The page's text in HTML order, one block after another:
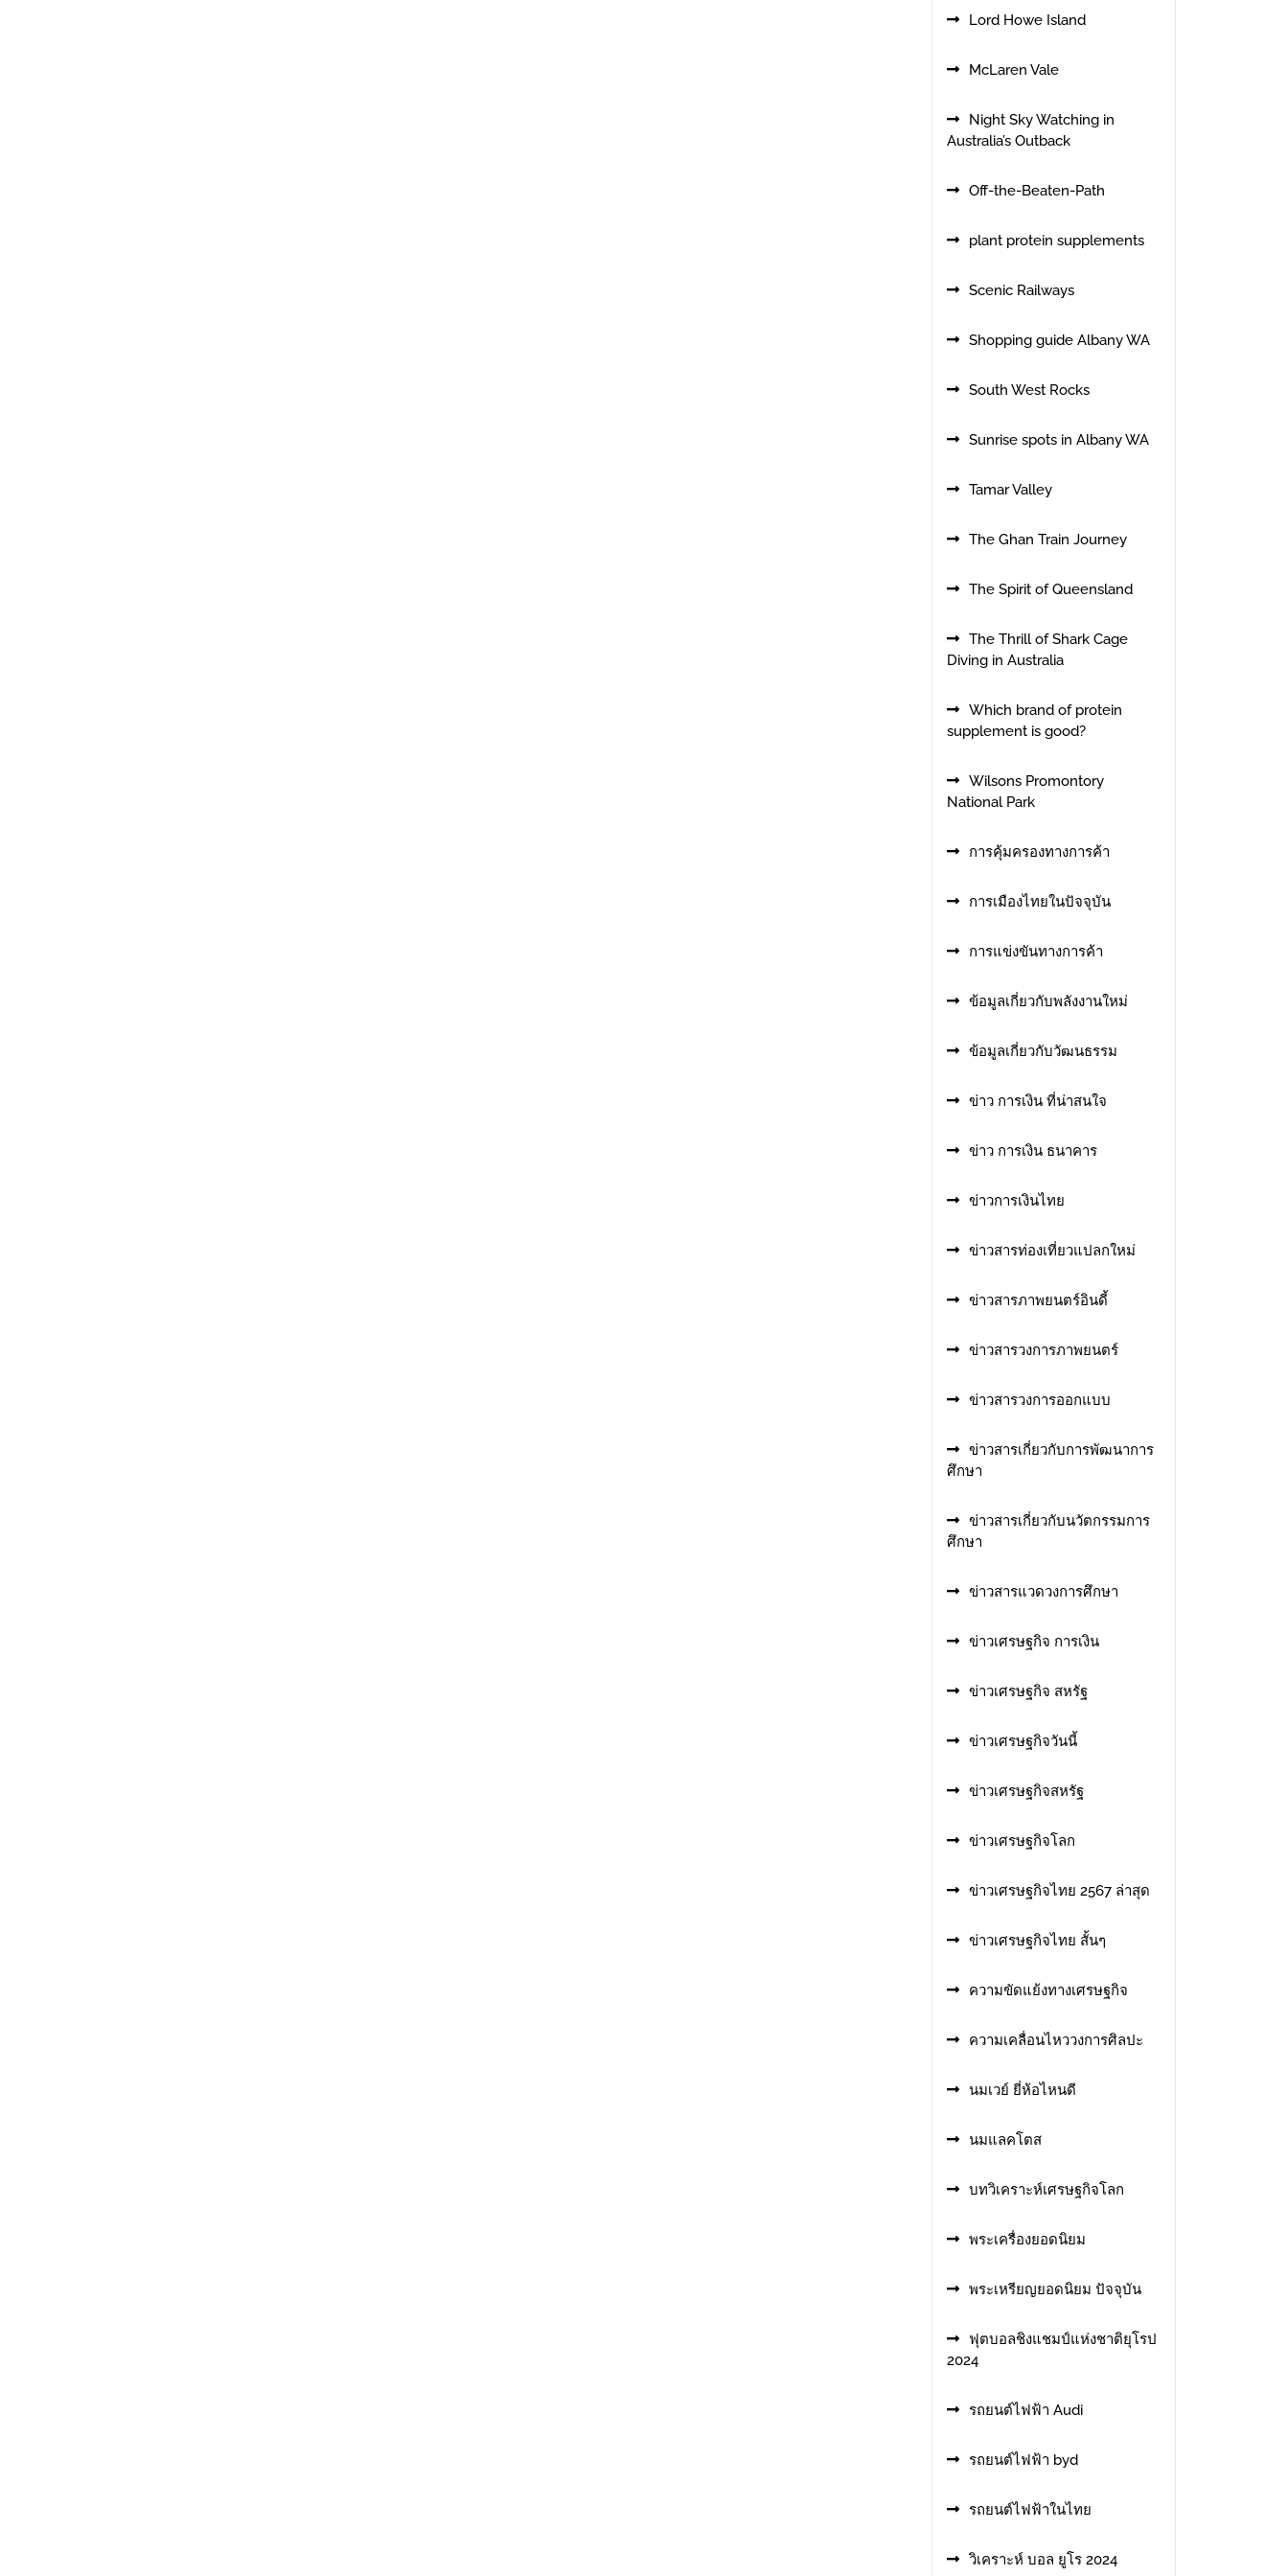
Lord Howe Island
McLaren Vale
Night Sky Watching in
Australia’s Outback
Off-the-Beaten-Path
plant protein supplements
Scenic Railways
Shopping guide Albany WA
South West Rocks
Sunrise spots in Albany WA
Tamar Valley
The Ghan Train Journey
The Spirit of Queensland
The Thrill of Shark Cage
Diving in Australia
Which brand of protein
supplement is good?
Wilsons Promontory
National Park
การคุ้มครองทางการค้า
การเมืองไทยในปัจจุบัน
การแข่งขันทางการค้า
ข้อมูลเกี่ยวกับพลังงานใหม่
ข้อมูลเกี่ยวกับวัฒนธรรม
ข่าว การเงิน ที่น่าสนใจ
ข่าว การเงิน ธนาคาร
ข่าวการเงินไทย
ข่าวสารท่องเที่ยวแปลกใหม่
ข่าวสารภาพยนตร์อินดี้
ข่าวสารวงการภาพยนตร์
ข่าวสารวงการออกแบบ
ข่าวสารเกี่ยวกับการพัฒนาการ
ศึกษา
ข่าวสารเกี่ยวกับนวัตกรรมการ
ศึกษา
ข่าวสารแวดวงการศึกษา
ข่าวเศรษฐกิจ การเงิน
ข่าวเศรษฐกิจ สหรัฐ
ข่าวเศรษฐกิจวันนี้
ข่าวเศรษฐกิจสหรัฐ
ข่าวเศรษฐกิจโลก
ข่าวเศรษฐกิจไทย 2567 ล่าสุด
ข่าวเศรษฐกิจไทย สั้นๆ
ความขัดแย้งทางเศรษฐกิจ
ความเคลื่อนไหววงการศิลปะ
นมเวย์ ยี่ห้อไหนดี
นมแลคโตส
บทวิเคราะห์เศรษฐกิจโลก
พระเครื่องยอดนิยม
พระเหรียญยอดนิยม ปัจจุบัน
ฟุตบอลชิงแชมป์แห่งชาติยุโรป
2024
รถยนต์ไฟฟ้า Audi
รถยนต์ไฟฟ้า byd
รถยนต์ไฟฟ้าในไทย
วิเคราะห์ บอล ยูโร 2024